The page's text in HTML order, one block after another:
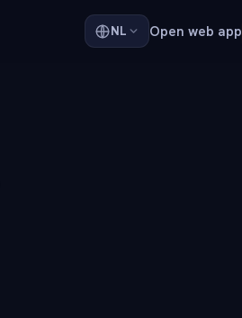
NL Open web app